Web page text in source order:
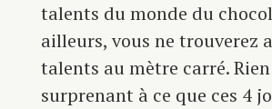
talents du monde du
ailleurs, vous ne trouverez
talents au mètre carré.
surprenant à ce que ces 4